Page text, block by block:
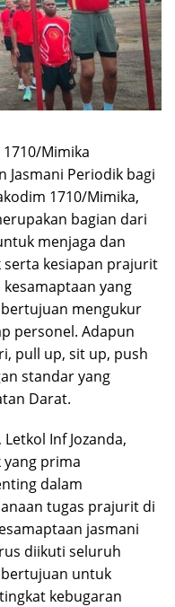
Mimika
Jasmani Periodik bagi
1710/Mimika,
bagian dari
menjaga dan
kesiapan prajurit
yang
mengukur
personel. Adapun
pull up, sit up, push
standar yang
Darat.
Inf Jozanda,
yang prima
dalam
tugas prajurit di
jasmani
diikuti seluruh
bertujuan untuk
kebugaran